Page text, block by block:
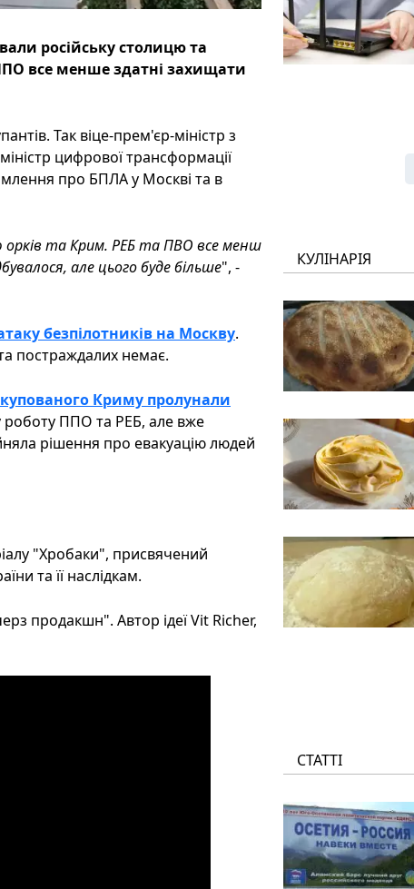
російську столицю та
все менше здатні захищати
Так віце-прем'єр-міністр з
цифрової трансформації
про БПЛА у Москві та в
орків та Крим. РЕБ та ПВО все менш
але цього буде більше", -
безпілотників на Москву.
постраждалих немає.
Криму пролунали
роботу ППО та РЕБ, але вже
рішення про евакуацію людей
"Хробаки", присвячений
та її наслідкам.
продакшн". Автор ідеї Vit Richer,
КУЛІНАРІЯ
СТАТТІ